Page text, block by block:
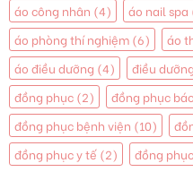
áo công nhân (4) áo nail spa
áo phòng thí nghiệm (6) áo
áo điều dưỡng (4) điều dưỡng
đồng phục (2) đồng phục
đồng phục bệnh viện (10)
đồng phục y tế (2) đồng